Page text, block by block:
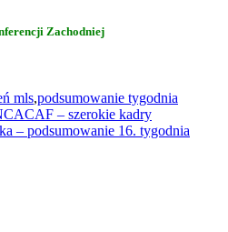
Zachodniej
mls,podsumowanie tygodnia
– szerokie kadry
– podsumowanie 16. tygodnia